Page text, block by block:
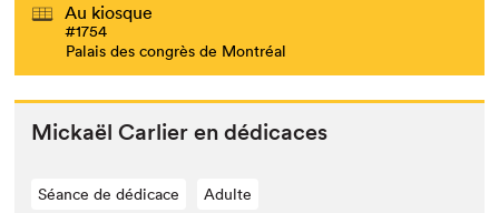
Au kiosque
#1754
Palais des congrès de Montréal
Mick­aël Car­li­er en dédicaces
Séance de dédicace Adulte